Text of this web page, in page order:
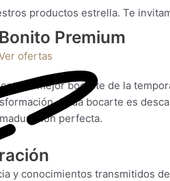
Premium
ofertas
productos estrella. Te
el mejor bocarte de la
Cada bocarte es
perfecta.
y conocimientos transmitidos